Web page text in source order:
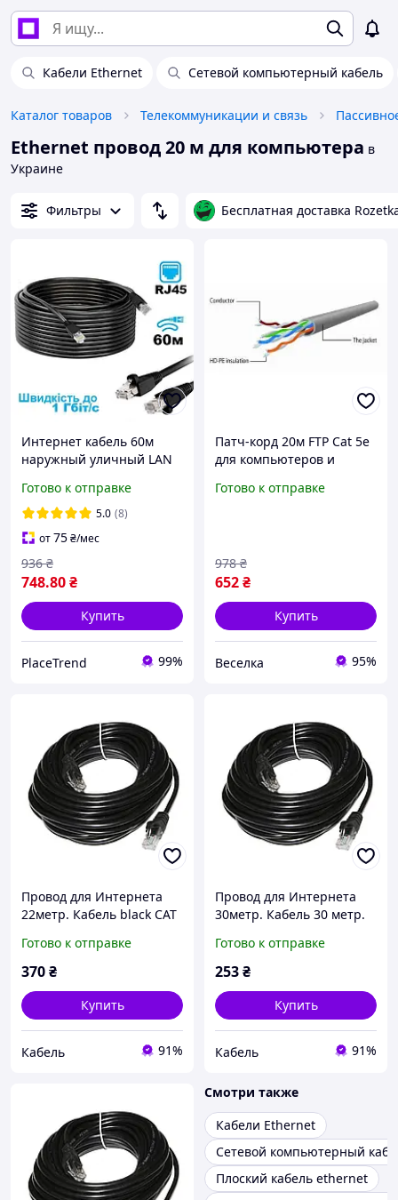
Кабели Ethernet Сетевой компьютерный кабель
Каталог товаров Телекоммуникации и связь
Ethernet провод 20 м для компьютера в
Украине
Фильтры Бесплатная доставка
Интернет кабель 60м
наружный уличный LAN
провод для интернета до
1000 Мбит/с черный
(Gigabit
Готово к отправке
5.0 (8)
от75₴/мес
748.80₴
936 ₴
Купить
PlaceTrend 99%
Патч-корд 20м FTP Cat 5e
для компьютеров и
высокоскоростной
Готово к отправке
652₴
978 ₴
Купить
Веселка 95%
Провод для Интернета
22метр. Кабель black CAT
Пара Ethernet черный
провод для Роутера
Готово к отправке
370₴
Купить
Кабель 91%
Провод для Интернета
30метр. Кабель 30 метр.
Высокоскоростной
сетевой Патч корд DSS
интернета передачи
Готово к отправке
253₴
Купить
Кабель 91%
Смотри также
Кабели Ethernet
Сетевой компьютерный
Плоский кабель ethernet